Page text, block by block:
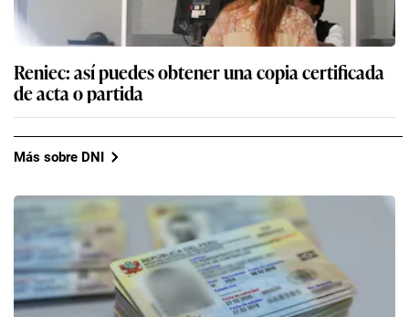
Reniec: así puedes obtener una copia certificada
de acta o partida
Más sobre DNI